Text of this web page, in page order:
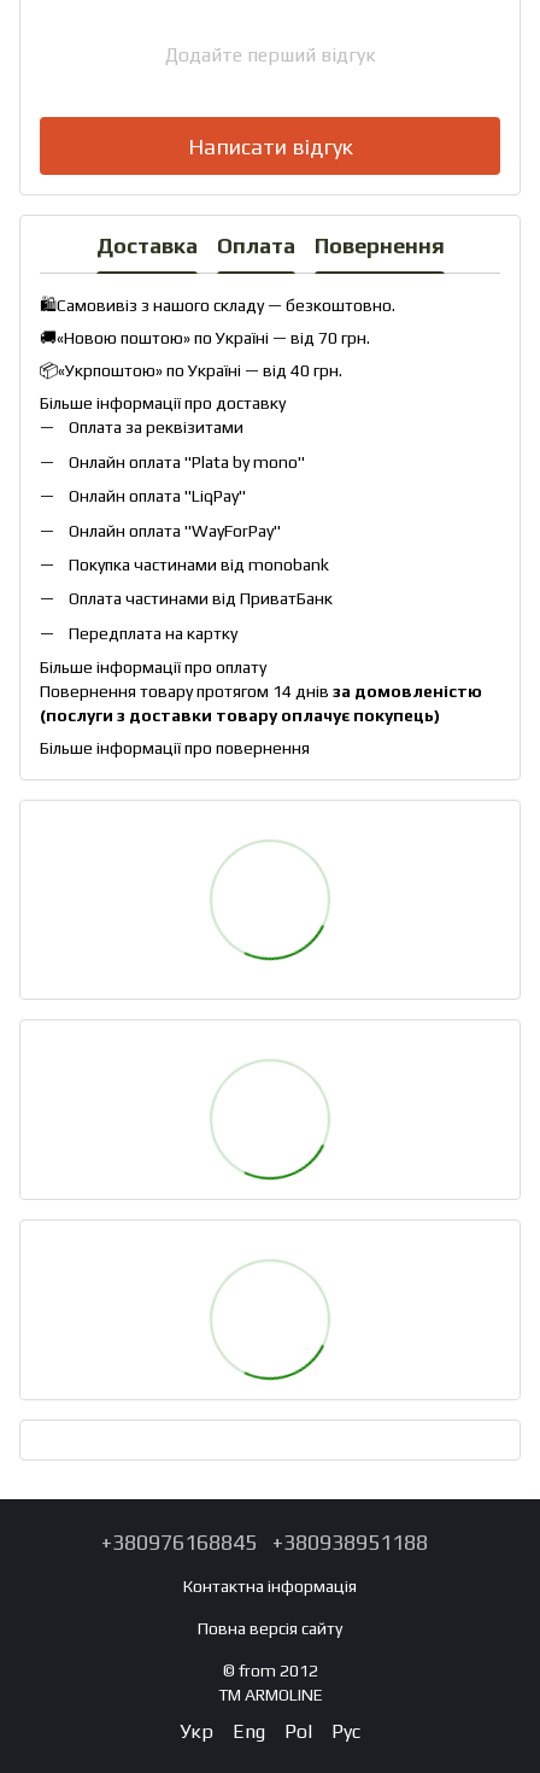
Додайте перший відгук
Написати відгук
Доставка Оплата Повернення
🛍️Самовивіз з нашого складу — безкоштовно.
🚚«Новою поштою» по Україні — від 70 грн.
📦«Укрпоштою» по Україні — від 40 грн.
Більше інформації про доставку
Оплата за реквізитами
Онлайн оплата "Plata by mono"
Онлайн оплата "LiqPay"
Онлайн оплата "WayForPay"
Покупка частинами від monobank
Оплата частинами від ПриватБанк
Передплата на картку
Більше інформації про оплату
Повернення товару протягом 14 днів за домовленістю
(послуги з доставки товару оплачує покупець)
Більше інформації про повернення
+380976168845 +380938951188
Контактна інформація
Повна версія сайту
© from 2012
TM ARMOLINE
Укр Eng Pol Рус